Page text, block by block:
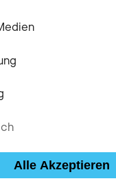
Alle Akzeptieren